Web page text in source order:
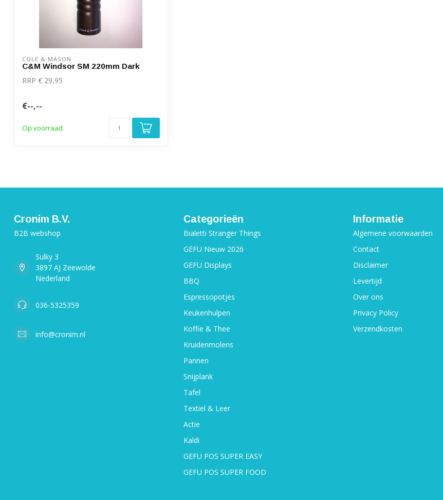
COLE & MASON
C&M Windsor SM 220mm Dark
RRP € 29,95
€--,--
Op voorraad
Cronim B.V.
B2B webshop
Sulky 3
3897 AJ Zeewolde
Nederland
036-5325359
info@cronim.nl
Categorieën
Bialetti Stranger Things
GEFU Nieuw 2026
GEFU Displays
BBQ
Espressopotjes
Keukenhulpen
Koffie & Thee
Kruidenmolens
Pannen
Snijplank
Tafel
Textiel & Leer
Actie
Kaldi
GEFU POS SUPER EASY
GEFU POS SUPER FOOD
Informatie
Algemene voorwaarden
Contact
Disclaimer
Levertijd
Over ons
Privacy Policy
Verzendkosten